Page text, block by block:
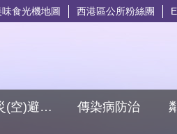
食光機地圖 西港區公所粉絲團
防災(空)避難專區 傳染病防治